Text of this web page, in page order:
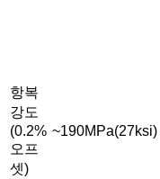
항복
강도
(0.2%
오프
셋)
~190MPa(27ksi)